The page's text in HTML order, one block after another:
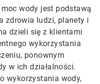
wody jest podstawą
zdrowia ludzi, planety i
dzieli się z klientami
wykorzystania
ponownym
w ich działalności.
wykorzystania wody,